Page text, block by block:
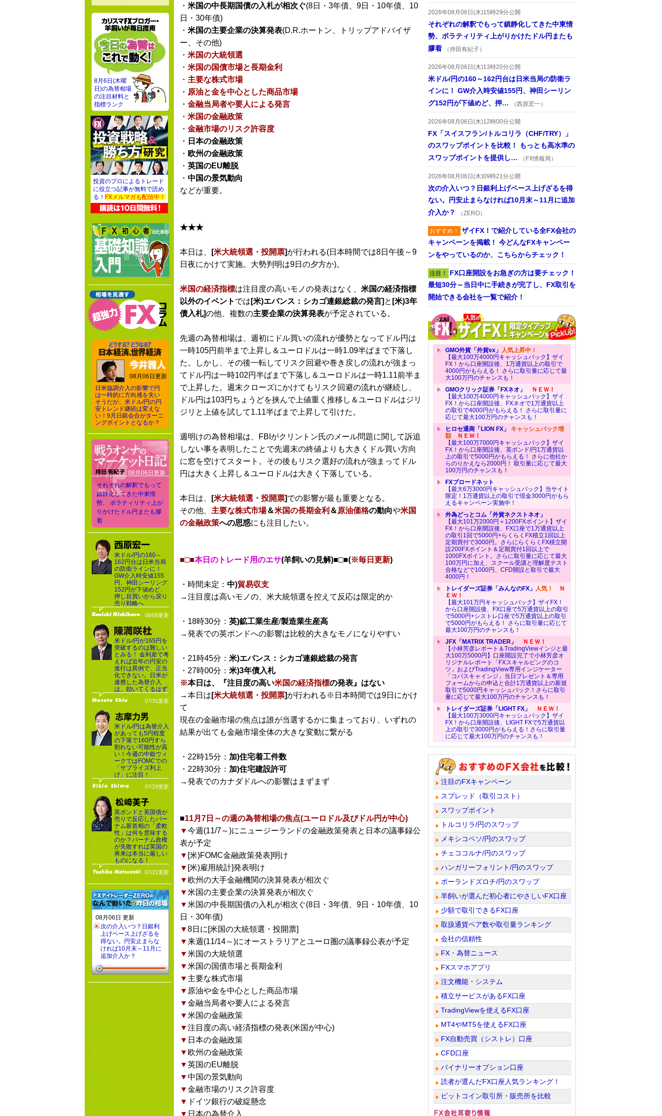
・ 米国の中長期国債の入札が相次ぐ(8日・3年債、9日・10年債、10
日・30年債)
・ 米国の主要企業の決算発表(D.R.ホートン、トリップアドバイザ
ー、その他)
・ 米国の大統領選
・ 米国の国債市場と長期金利
・ 主要な株式市場
・ 原油と金を中心とした商品市場
・ 金融当局者や要人による発言
・ 米国の金融政策
・ 金融市場のリスク許容度
・ 日本の金融政策
・ 欧州の金融政策
・ 英国のEU離脱
・ 中国の景気動向
などが重要。
★★★
本日は、 [米大統領選・投開票]が行われる(日本時間では8日午後～9
日夜にかけて実施。大勢判明は9日の夕方か)。
米国の経済指標は注目度の高いモノの発表はなく、 米国の経済指標
以外のイベント では [米)エバンス：シカゴ連銀総裁の発言] と [米)3年
債入札]の他、複数の主要企業の決算発表が予定されている。
先週の為替相場は、週初にドル買いの流れが優勢となってドル円は
一時105円前半まで上昇し＆ユーロドルは一時1.09半ばまで下落し
た。しかし、その後一転してリスク回避や巻き戻しの流れが強まっ
てドル円は一時102円半ばまで下落し＆ユーロドルは一時1.11前半ま
で上昇した。週末クローズにかけてもリスク回避の流れが継続し、
ドル円は103円ちょうどを挟んで上値重く推移し＆ユーロドルはジリ
ジリと上値を試して1.11半ばまで上昇して引けた。
週明けの為替相場は、FBIがクリントン氏のメール問題に関して訴追
しない事を表明したことで先週末の終値よりも大きくドル買い方向
に窓を空けてスタート。その後もリスク選好の流れが強まってドル
円は大きく上昇し＆ユーロドルは大きく下落している。
本日は、 [米大統領選・投開票]での影響が最も重要となる。
その他、 主要な株式市場＆米国の長期金利 ＆ 原油価格の動向や米国
の金融政策への思惑にも注目したい。
■□■本日のトレード用のエサ(羊飼いの見解)■□■(※毎日更新)
・時間未定： 中)貿易収支
→注目度は高いモノの、米大統領選を控えて反応は限定的か
・18時30分： 英)鉱工業生産/製造業生産高
→発表での英ポンドへの影響は比較的大きなモノになりやすい
・21時45分： 米)エバンス：シカゴ連銀総裁の発言
・27時00分： 米)3年債入札
※本日は、『注目度の高い米国の経済指標の発表』はない
→本日は [米大統領選・投開票]が行われる※日本時間では9日にかけ
て
現在の金融市場の焦点は誰が当選するかに集まっており、いずれの
結果が出ても金融市場全体の大きな変動に繋がる
・22時15分： 加)住宅着工件数
・22時30分： 加)住宅建設許可
→発表でのカナダドルへの影響はまずまず
■11月7日～の週の為替相場の焦点(ユーロドル及びドル円が中心)
▼今週(11/7～)にニュージーランドの金融政策発表と日本の議事録公
表が予定
▼ [米)FOMC金融政策発表]明け
▼ [米)雇用統計]発表明け
▼ 欧州の大手金融機関の決算発表が相次ぐ
▼米国の主要企業の決算発表が相次ぐ
▼米国の中長期国債の入札が相次ぐ(8日・3年債、9日・10年債、10
日・30年債)
▼8日に[米国の大統領選・投開票]
▼来週(11/14～)にオーストラリアとユーロ圏の議事録公表が予定
▼米国の大統領選
▼米国の国債市場と長期金利
▼ 主要な株式市場
▼ 原油や金を中心とした商品市場
▼金融当局者や要人による発言
▼米国の金融政策
▼注目度の高い経済指標の発表(米国が中心)
▼ 日本の金融政策
▼ 欧州の金融政策
▼英国のEU離脱
▼中国の景気動向
▼金融市場のリスク許容度
▼ ドイツ銀行の破綻懸念
▼ 日本の為替介入
2026年08月06日(木)15時29分公開
それぞれの解釈でもって鎮静化してきた中東情
勢、ボラティリティ上がりかけたドル円またも
膠着
（持田有紀子）
2026年08月06日(木)13時20分公開
米ドル/円の160～162円台は日米当局の防衛ラ
インに！ GW介入時安値155円、神田シーリン
グ152円が下値めど、押…
（西原宏一）
2026年08月06日(木)12時00分公開
FX「スイスフラン/トルコリラ（CHF/TRY）」
のスワップポイントを比較！ もっとも高水準の
スワップポイントを提供し…
（FX情報局）
2026年08月06日(木)09時21分公開
次の介入いつ？日銀利上げペース上げざるを得
ない。円安止まらなければ10月末～11月に追加
介入か？
（ZERO）
おすすめ！ ザイFX！で紹介している全FX会社の
キャンペーンを掲載！ 今どんなFXキャンペー
ンをやっているのか、こちらからチェック！
注目！ FX口座開設をお急ぎの方は要チェック！
最短30分～当日中に手続きが完了し、FX取引を
開始できる会社を一覧で紹介！
GMO外貨「外貨ex」 人気上昇中！
【最大100万4000円キャッシュバック】ザイ
FX！から口座開設後、1万通貨以上の取引で
4000円がもらえる！ さらに取引量に応じて最
大100万円のチャンスも！
GMOクリック証券「FXネオ」
ＮＥＷ！
【最大100万4000円キャッシュバック】ザイ
FX！から口座開設後、FXネオで1万通貨以上
の取引で4000円がもらえる！ さらに取引量に
応じて最大100万円のチャンスも！
ヒロセ通商「LION FX」 キャッシュバック増
額ＮＥＷ！
【最大100万7000円キャッシュバック】ザイ
FX！から口座開設後、英ポンド/円1万通貨以
上の取引で5000円がもらえる！ さらに他社か
らのりかえなら2000円！ 取引量に応じて最大
100万円のチャンスも！
FXブロードネット
【最大6万3000円キャッシュバック】当サイト
限定！1万通貨以上の取引で現金3000円がもら
えるキャンペーン実施中！
外為どっとコム「外貨ネクストネオ」
【最大101万2000円＋1200FXポイント】ザイ
FX！から口座開設後、FX口座で1万通貨以上
の取引1回で5000円+らくらくFX積立1回以上
定期買付で3000円。さらにらくらくFX積立開
設200FXポイント＆定期買付1回以上で
1000FXポイント。さらに取引量に応じて最大
100万円に加え、スクール受講と理解度テスト
合格などで1000円、CFD開設と取引で最大
4000円！
トレイダーズ証券「みんなのFX」 人気！
Ｎ
ＥＷ！
【最大101万円キャッシュバック】ザイFX！
から口座開設後、FX口座で5万通貨以上の取引
で5000円+シストレ口座で5万通貨以上の取引
で5000円がもらえる！ さらに取引量に応じて
最大100万円のチャンスも！
JFX「MATRIX TRADER」
ＮＥＷ！
【小林芳彦レポート＆TradingViewインジと最
大100万5000円】口座開設完了で小林芳彦オ
リジナルレポート「FXスキャルピングのコ
ツ」およびTradingView専用インジケーター
「コバスキャインジ」当日プレゼント＆専用
フォームからの申込と合計1万通貨以上の新規
取引で5000円キャッシュバック！さらに取引
量に応じて最大100万円のチャンスも！
トレイダーズ証券「LIGHT FX」
ＮＥＷ！
【最大100万3000円キャッシュバック】ザイ
FX！から口座開設後、LIGHT FXで5万通貨以
上の取引で3000円がもらえる！さらに取引量
に応じて最大100万円のチャンスも！
注目のFXキャンペーン
スプレッド（取引コスト）
スワップポイント
トルコリラ/円のスワップ
メキシコペソ/円のスワップ
チェココルナ/円のスワップ
ハンガリーフォリント/円のスワップ
ポーランドズロチ/円のスワップ
羊飼いが選んだ初心者にやさしいFX口座
少額で取引できるFX口座
取扱通貨ペア数や取引量ランキング
会社の信頼性
FX・為替ニュース
FXスマホアプリ
注文機能・システム
積立サービスがあるFX口座
TradingViewを使えるFX口座
MT4やMT5を使えるFX口座
FX自動売買（シストレ）口座
CFD口座
バイナリーオプション口座
読者が選んだFX口座人気ランキング！
ビットコイン取引所・販売所を比較
8月6日(木曜
日)の為替相場
の注目材料と
指標ランク
投資のプロによるトレード
に役立つ記事が無料で読め
る！ FXメルマガも配信中！
08月06日更新
日米協調介入の影響で円
は一時的に方向感を失い
そうだが、米ドル/円の円
安トレンド継続は変えな
い！9月日銀会合がターニ
ングポイントとなるか？
08月06日更新
それぞれの解釈でもって
鎮静化してきた中東情
勢、 ボラティリティ上が
りかけたドル円またも膠
着
米ドル/円の160～
162円台は日米当局
の防衛ラインに！
GW介入時安値155
円、神田シーリング
152円が下値めど、
押し目買いから戻り
売り戦略へ
08/06更新
米ドル/円が165円を
突破するのは難しい
とみる！ 金利差で考
えれば近年の円安の
進行は異例で、正当
化できない。日米が
連携した為替介入
は、効いてくるはず
07/31更新
米ドル/円は為替介入
があっても5円程度
の下落で160円すら
割れない可能性が高
い！今週の中銀ウィ
ークではFOMCでの
「サプライズ利上
げ」に注目！
07/29更新
英ポンドと英国債が
売りで反応したバー
ナム新首相の「柔軟
性」は何を意味する
のか？バーナム政権
が失敗すれば英国の
将来は本当に厳しい
ものになる！
07/21更新
08月06日 更新
次の介入いつ？日銀利
上げペース上げざるを
得ない。円安止まらな
ければ10月末～11月に
追加介入か？